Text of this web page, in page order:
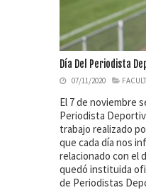
Día Del Periodista
07/11/2020
El 7 de noviembre
Periodista
trabajo realizado
que cada día nos
relacionado con el
quedó instituida
de Periodistas